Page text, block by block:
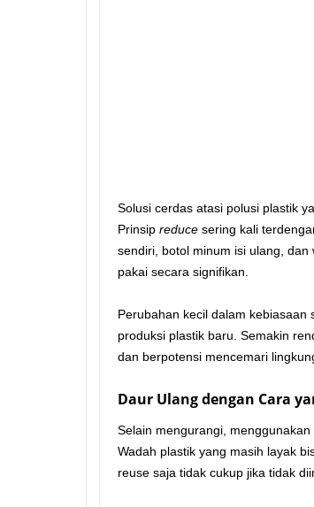
Solusi cerdas atasi polusi plastik
Prinsip reduce sering kali
sendiri, botol minum isi ulang,
pakai secara signifikan.
Perubahan kecil dalam
produksi plastik baru. Semakin
dan berpotensi mencemari
Daur Ulang dengan Cara
Selain mengurangi,
Wadah plastik yang masih layak
reuse saja tidak cukup jika tidak